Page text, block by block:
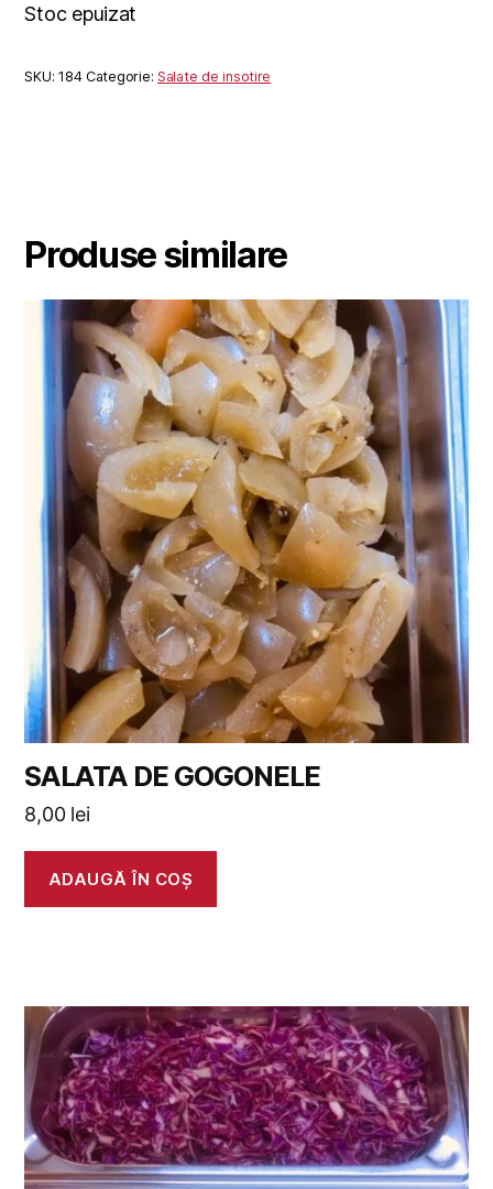
Stoc epuizat
SKU:184 Categorie:Salate de insotire
Produse similare
SALATA DE GOGONELE
8,00 lei
ADAUGĂ ÎN COȘ